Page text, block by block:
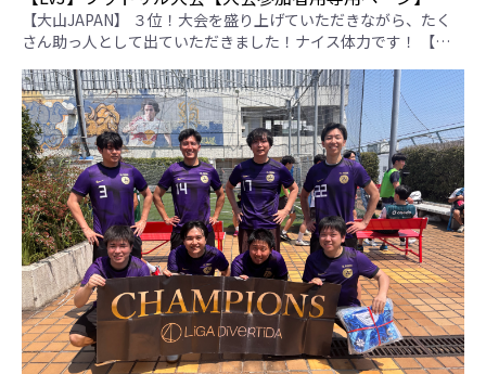
【大山JAPAN】 ３位！大会を盛り上げていただきながら、たく
さん助っ人として出ていただきました！ナイス体力です！ 【は
レッシブなプレーが印象的でした！ 【NEWZA】 ４位！ゴレイロ
の活躍が素晴らしかったです！守備から攻撃へ素早く繋げること
ができました！ 【新座FC】 ２位！惜しくも決勝で敗れてしまい
ましたが、4名での予選の戦いは素晴らしかったです！ 【ブルズ
東京】 １位！得点力がかなりあるチームで、前線に怖さがありま
した！見事優勝です！ 優勝は、ブルズ東京さん！おめでとうご
ざいます！ 大山JAPAN はなのサッカー NEWZA 新座FC ブルズ
東京 勝点 得失点差 総得点 総失点 順位 大山JAPAN ＊ 1 4 7 10 0 0
0 0 1 はなのサッカー 1 ＊ 6 9 3 0 0 0 0 2 NEWZA 4 6 ＊ 2 8 0 0 0 0
3 新座FC 7 9 2 ＊ 5 0 0 0 0 4 ブルズ東京 10 3 8 5 ＊ 0 0 0 0 5 決勝
戦 予選リーグ1位 ブルズ東京 11 4 - 0 予選リーグ2位 新座FC ※
引き分けの場合、予選リーグ上位チームの勝利